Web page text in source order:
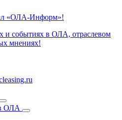
«ОЛА-Информ»!
и событиях в ОЛА, отраслевом
мнениях!
ОЛА